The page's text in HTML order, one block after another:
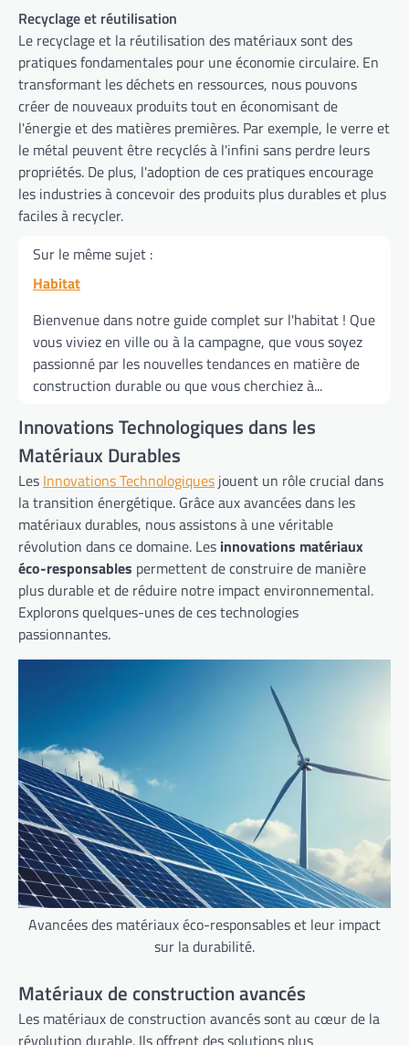
Recyclage et réutilisation
Le recyclage et la réutilisation des matériaux sont des
pratiques fondamentales pour une économie circulaire. En
transformant les déchets en ressources, nous pouvons
créer de nouveaux produits tout en économisant de
l'énergie et des matières premières. Par exemple, le verre et
le métal peuvent être recyclés à l'infini sans perdre leurs
propriétés. De plus, l'adoption de ces pratiques encourage
les industries à concevoir des produits plus durables et plus
faciles à recycler.
Sur le même sujet :
Habitat
Bienvenue dans notre guide complet sur l'habitat ! Que
vous viviez en ville ou à la campagne, que vous soyez
passionné par les nouvelles tendances en matière de
construction durable ou que vous cherchiez à...
Innovations Technologiques dans les
Matériaux Durables
Les Innovations Technologiques jouent un rôle crucial dans
la transition énergétique. Grâce aux avancées dans les
matériaux durables, nous assistons à une véritable
révolution dans ce domaine. Les innovations matériaux
éco-responsables permettent de construire de manière
plus durable et de réduire notre impact environnemental.
Explorons quelques-unes de ces technologies
passionnantes.
Avancées des matériaux éco-responsables et leur impact
sur la durabilité.
Matériaux de construction avancés
Les matériaux de construction avancés sont au cœur de la
révolution durable. Ils offrent des solutions plus